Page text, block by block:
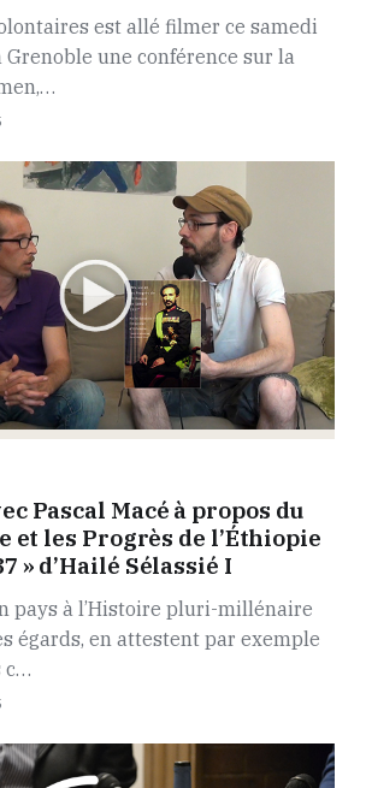
est allé filmer ce samedi
une conférence sur la
Pascal Macé à propos du
et les Progrès de l’Éthiopie
» d’Hailé Sélassié I
pays à l’Histoire pluri-millénaire
égards, en attestent par exemple
c…